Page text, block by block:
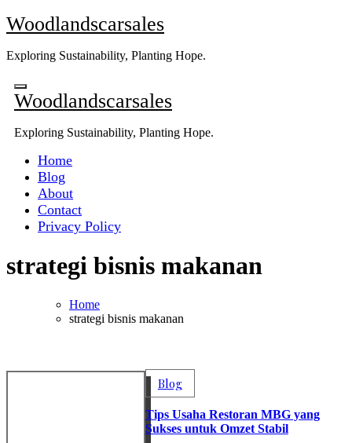
Skip
to
Woodlandscarsales
Exploring Sustainability, Planting Hope.
Woodlandscarsales
Exploring Sustainability, Planting Hope.
Home
Blog
About
Contact
Privacy Policy
strategi bisnis makanan
Home
strategi bisnis makanan
Blog
Tips Usaha Restoran MBG yang
Sukses untuk Omzet Stabil